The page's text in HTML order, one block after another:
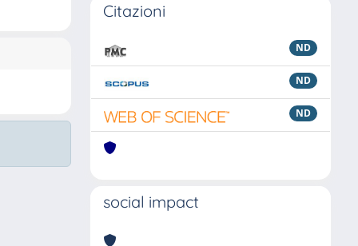
Citazioni
ND
ND
ND
social impact